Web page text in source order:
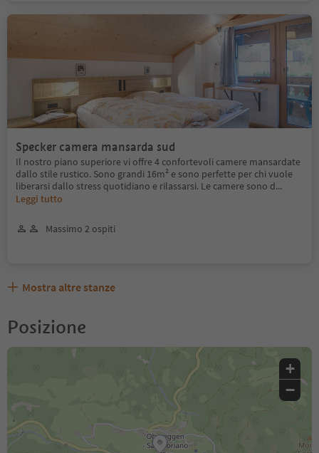
Specker camera mansarda sud
Il nostro piano superiore vi offre 4 confortevoli camere mansardate
dallo stile rustico. Sono grandi 16m² e sono perfette per chi vuole
liberarsi dallo stress quotidiano e rilassarsi. Le camere sono d...
Leggi tutto
Massimo 2 ospiti
Mostra altre stanze
Posizione
+
−